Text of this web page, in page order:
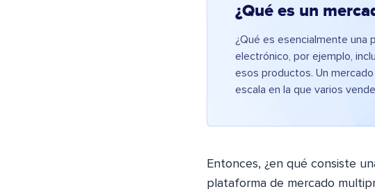
¿Qué es un
¿Qué es esencialmente una
electrónico, por ejemplo,
esos productos. Un
escala en la que varios
Entonces, ¿en qué consiste
plataforma de mercado